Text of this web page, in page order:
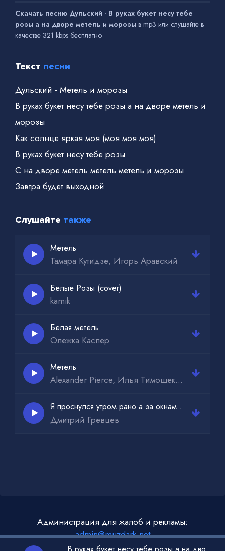
Скачать песню Дульский - В руках букет несу тебе
розы а на дворе метель и морозы в mp3 или слушайте в
качестве 321 kbps бесплатно
Текст песни
Дульский - Метель и морозы
В руках букет несу тебе розы а на дворе метель и
морозы
Как солнце яркая моя (моя моя моя)
В руках букет несу тебе розы
С на дворе метель метель метель и морозы
Завтра будет выходной
Слушайте также
Метель
Тамара Кутидзе, Игорь Аравский
Белые Розы (cover)
kamik
Белая метель
Олежка Каспер
Метель
Alexander Pierce, Илья Тимошек, Bixame
Я проснулся утром рано а за окнами метель
Дмитрий Гревцев
Администрация для жалоб и рекламы:
admin@muzdark.net